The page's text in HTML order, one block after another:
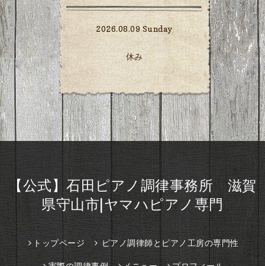
2026.08.09 Sunday
休み
【公式】石田ピアノ調律事務所 滋賀
県守山市|ヤマハピアノ専門
トップページ ピアノ調律師とピアノ工房の専門性